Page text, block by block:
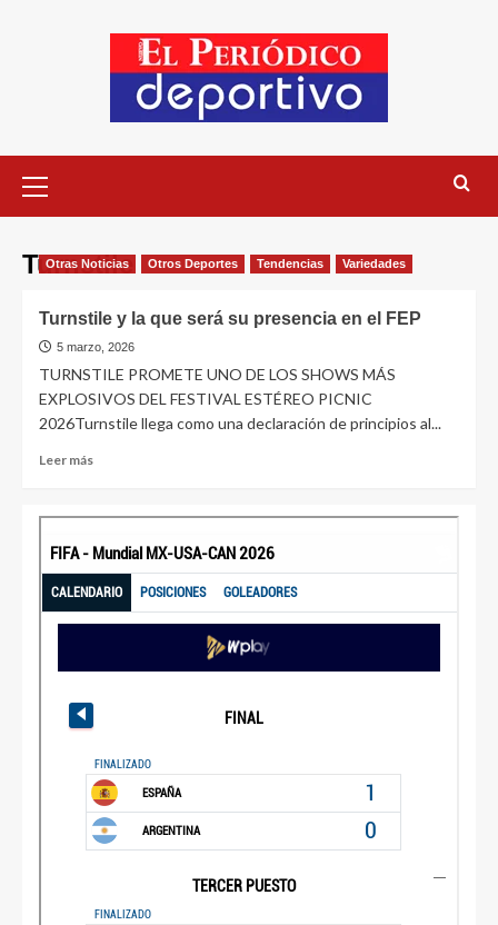
Turnstile
Otras Noticias Otros Deportes Tendencias Variedades
Turnstile y la que será su presencia en el FEP
5 marzo, 2026
TURNSTILE PROMETE UNO DE LOS SHOWS MÁS
EXPLOSIVOS DEL FESTIVAL ESTÉREO PICNIC
2026Turnstile llega como una declaración de principios al...
Leer más